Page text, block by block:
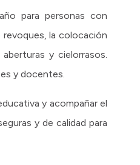
para personas con
revoques, la colocación
y cielorrasos.
y docentes.
y acompañar el
y de calidad para